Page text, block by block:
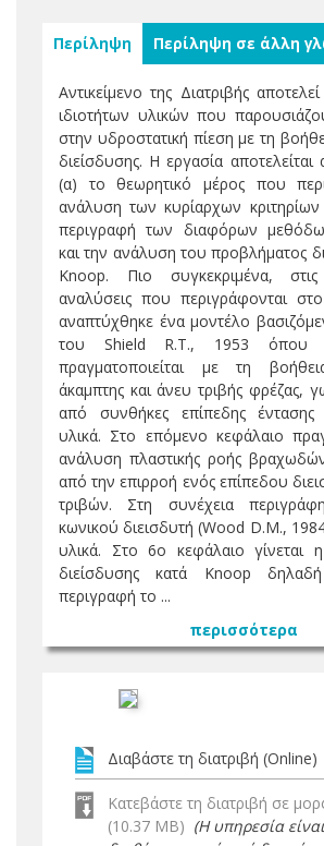
Περίληψη Περίληψη σε άλλη
Αντικείμενο της Διατριβής
ιδιοτήτων υλικών που
στην υδροστατική πίεση με τη
διείσδυσης. Η εργασία
(α) το θεωρητικό μέρος που
ανάλυση των κυρίαρχων κριτηρίων
περιγραφή των διαφόρων
και την ανάλυση του προβλήματος
Knoop. Πιο συγκεκριμένα, στις
αναλύσεις που περιγράφονται
αναπτύχθηκε ένα μοντέλο
του Shield R.T., 1953 όπου
πραγματοποιείται με τη
άκαμπτης και άνευ τριβής φρέζας,
από συνθήκες επίπεδης έντασης
υλικά. Στο επόμενο κεφάλαιο
ανάλυση πλαστικής ροής
από την επιρροή ενός επίπεδου
τριβών. Στη συνέχεια
κωνικού διεισδυτή (Wood D.M.,
υλικά. Στο 6ο κεφάλαιο γίνεται
διείσδυσης κατά Knoop
περιγραφή το ...
περισσότερα
Διαβάστε τη διατριβή (Online)
Κατεβάστε τη διατριβή σε
(10.37 MB) (Η υπηρεσία είναι